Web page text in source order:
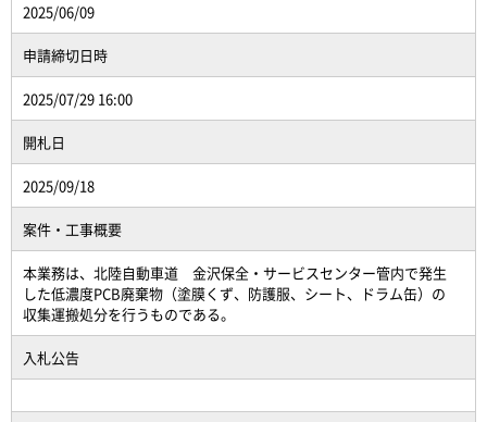
2025/06/09
申請締切日時
2025/07/29 16:00
開札日
2025/09/18
案件・工事概要
本業務は、北陸自動車道 金沢保全・サービスセンター管内で発生
した低濃度PCB廃棄物（塗膜くず、防護服、シート、ドラム缶）の
収集運搬処分を行うものである。
入札公告